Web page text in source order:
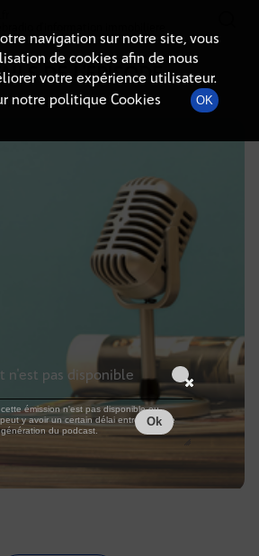
DE L'ÉPISODE
date
navigation sur notre site, vous
de cookies afin de nous
votre expérience utilisateur.
notre politique Cookies
OK
n'est pas disponible
émission n'est pas disponible ou
y avoir un certain délai entre la fin de
du podcast.
Ok